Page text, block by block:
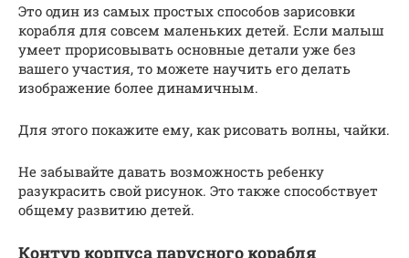
Это один из самых простых способов зарисовки
корабля для совсем маленьких детей. Если малыш
умеет прорисовывать основные детали уже без
вашего участия, то можете научить его делать
изображение более динамичным.
Для этого покажите ему, как рисовать волны, чайки.
Не забывайте давать возможность ребенку
разукрасить свой рисунок. Это также способствует
общему развитию детей.
Контур корпуса парусного корабля